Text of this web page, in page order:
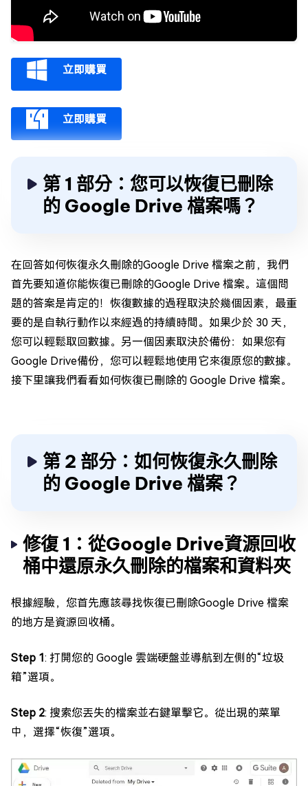
立即購買
立即購買
第 1 部分：您可以恢復已刪除
的 Google Drive 檔案嗎？
在回答如何恢復永久刪除的Google Drive 檔案之前，我們
首先要知道你能恢復已刪除的Google Drive 檔案。這個問
題的答案是肯定的！恢復數據的過程取決於幾個因素，最重
要的是自執行動作以來經過的持續時間。如果少於 30 天，
您可以輕鬆取回數據。另一個因素取決於備份：如果您有
Google Drive備份，您可以輕鬆地使用它來復原您的數據。
接下里讓我們看看如何恢復已刪除的 Google Drive 檔案。
第 2 部分：如何恢復永久刪除
的 Google Drive 檔案？
修復 1：從Google Drive資源回收
桶中還原永久刪除的檔案和資料夾
根據經驗，您首先應該尋找恢復已刪除Google Drive 檔案
的地方是資源回收桶。
Step 1: 打開您的 Google 雲端硬盤並導航到左側的“垃圾
箱”選項。
Step 2: 搜索您丟失的檔案並右鍵單擊它。從出現的菜單
中，選擇“恢復”選項。